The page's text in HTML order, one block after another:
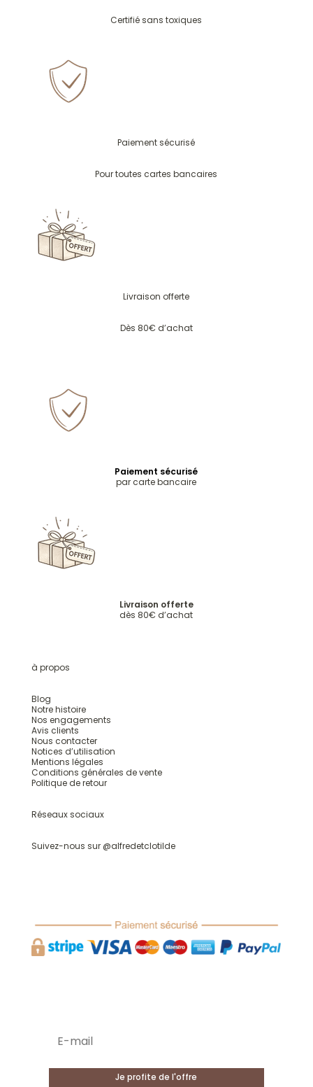
Certifié sans toxiques
Paiement sécurisé
Pour toutes cartes bancaires
Livraison offerte
Dès 80€ d’achat
Paiement sécurisé
par carte bancaire
Livraison offerte
dès 80€ d’achat
à propos
Blog
Notre histoire
Nos engagements
Avis clients
Nous contacter
Notices d’utilisation
Mentions légales
Conditions générales de vente
Politique de retour
Réseaux sociaux
Suivez-nous sur @alfredetclotilde
Je profite de l'offre